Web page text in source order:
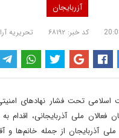
آزربایجان
کد خبر: ۶۸۱۹۲ تحریریه
اسلامی تحت فشار نهادهای
ملی آذربایجانی، اقدام به
آذربایجان از جمله خانم‌ها و